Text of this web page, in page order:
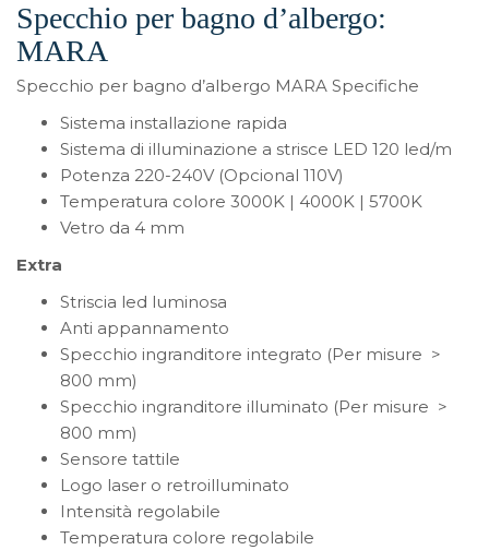
Specchio per bagno d’albergo:
MARA
Specchio per bagno d’albergo MARA Specifiche
Sistema installazione rapida
Sistema di illuminazione a strisce LED 120 led/m
Potenza 220-240V (Opcional 110V)
Temperatura colore 3000K | 4000K | 5700K
Vetro da 4 mm
Extra
Striscia led luminosa
Anti appannamento
Specchio ingranditore integrato (Per misure >
800 mm)
Specchio ingranditore illuminato (Per misure >
800 mm)
Sensore tattile
Logo laser o retroilluminato
Intensità regolabile
Temperatura colore regolabile